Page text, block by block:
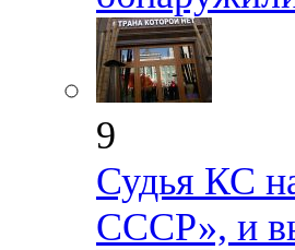
9
Судья КС
СССР», и